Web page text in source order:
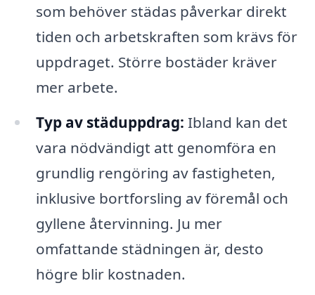
som behöver städas påverkar direkt
tiden och arbetskraften som krävs för
uppdraget. Större bostäder kräver
mer arbete.
Typ av städuppdrag: Ibland kan det
vara nödvändigt att genomföra en
grundlig rengöring av fastigheten,
inklusive bortforsling av föremål och
gyllene återvinning. Ju mer
omfattande städningen är, desto
högre blir kostnaden.